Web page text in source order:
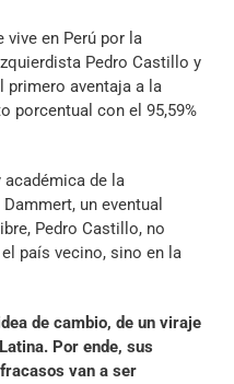
vive en Perú por la
Pedro Castillo y
primero aventaja a la
porcentual con el 95,59%
de la
un eventual
Pedro Castillo, no
país vecino, sino en la
de cambio, de un viraje
Por ende, sus
van a ser